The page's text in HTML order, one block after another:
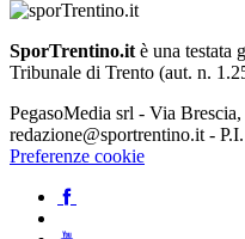
SporTrentino.it è una testata
Tribunale di Trento (aut. n.
PegasoMedia srl - Via
redazione@sportrentino.it -
Preferenze cookie